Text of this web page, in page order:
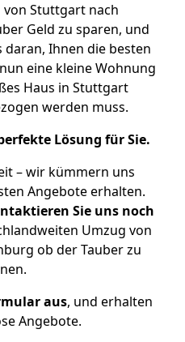
Stuttgart nach
Geld zu sparen, und
Ihnen die besten
eine kleine Wohnung
Haus in Stuttgart
werden muss.
Lösung für Sie.
– wir kümmern uns
Angebote erhalten.
Sie uns noch
Umzug von
ob der Tauber zu
aus, und erhalten
Angebote.